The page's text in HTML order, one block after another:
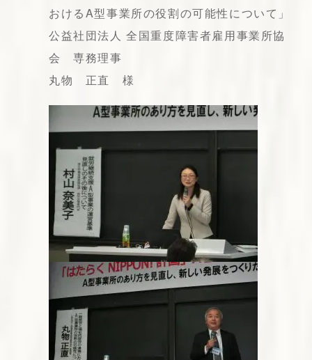
おけるA型事業所の役割の可能性について」
公益社団法人 全国重度障害者雇用事業所協
会 専務理事
丸物 正直 様